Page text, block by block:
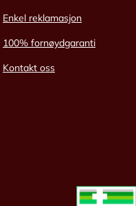
Enkel reklamasjon
100% fornøydgaranti
Kontakt oss